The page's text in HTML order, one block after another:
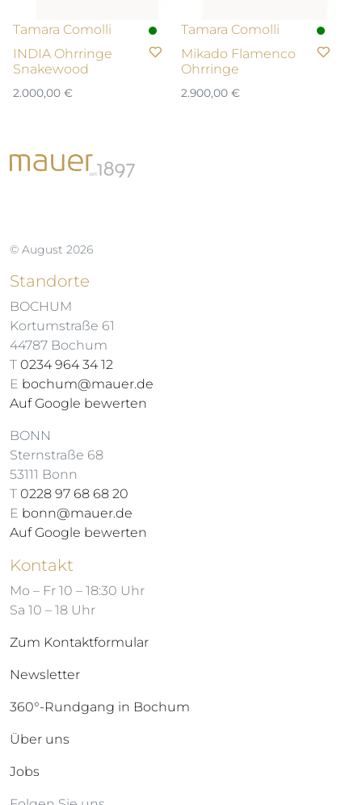
Tamara Comolli
INDIA Ohrringe
Snakewood
2.000,00 €
Tamara Comolli
Mikado Flamenco
Ohrringe
2.900,00 €
© August 2026
Standorte
BOCHUM
Kortumstraße 61
44787 Bochum
T 0234 964 34 12
E bochum@mauer.de
Auf Google bewerten
BONN
Sternstraße 68
53111 Bonn
T 0228 97 68 68 20
E bonn@mauer.de
Auf Google bewerten
Kontakt
Mo – Fr 10 – 18:30 Uhr
Sa 10 – 18 Uhr
Zum Kontaktformular
Newsletter
360°-Rundgang in Bochum
Über uns
Jobs